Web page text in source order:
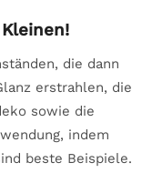
die dann
erstrahlen, die
sowie die
indem
beste Beispiele.